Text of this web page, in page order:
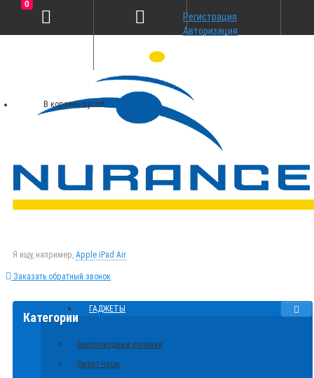
Я ищу, например, Apple iPad Air
Заказать обратный звонок
Регистрация
Авторизация
0
В корзине пусто!
Категории
ГАДЖЕТЫ
Беспроводные колонки
Смарт-часы